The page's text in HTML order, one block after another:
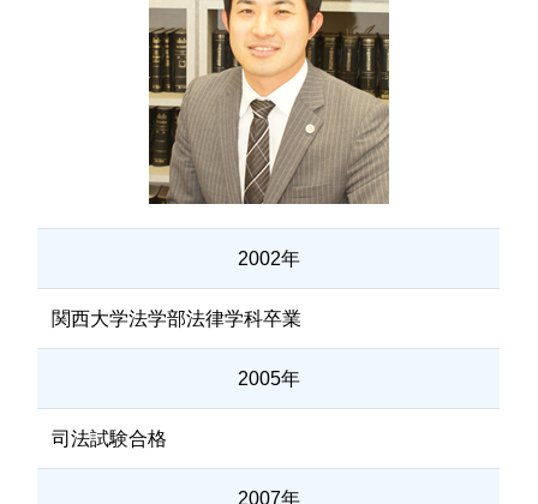
2002年
関西大学法学部法律学科卒業
2005年
司法試験合格
2007年